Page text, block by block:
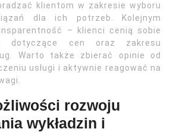
klientom w zakresie wyboru
dla ich potrzeb. Kolejnym
– klienci cenią sobie
dotyczące cen oraz zakresu
Warto także zbierać opinie od
usługi i aktywnie reagować na
rozwoju
wykładzin i